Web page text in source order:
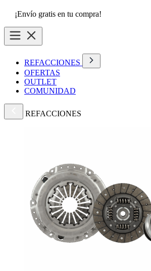
¡Envío gratis en tu compra!
REFACCIONES
OFERTAS
OUTLET
COMUNIDAD
REFACCIONES